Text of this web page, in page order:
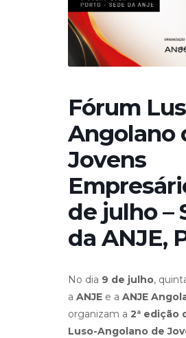
Fórum
Angolano
Jovens
de julho –
da ANJE,
No dia 9 de julho,
a ANJEe a ANJE
organizam a 2ª edição
Luso-Angolano de